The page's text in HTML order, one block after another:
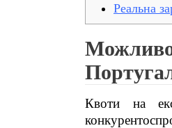
Реальна
Квоти на